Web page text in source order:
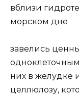
вблизи
морском дне
завелись
них в желудке
целлюлозу,